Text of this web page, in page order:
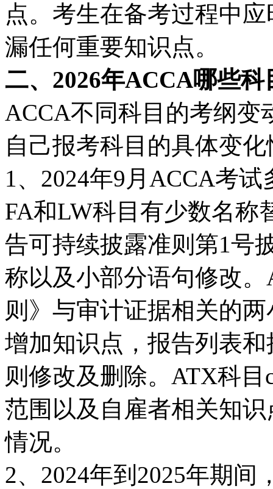
点。考生在备考过程中
漏任何重要知识点。
二、2026年ACCA哪些
ACCA不同科目的考纲变
自己报考科目的具体变
1、2024年9月ACCA考
FA和LW科目有少数名称
告可持续披露准则第1号
称以及小部分语句修改
则》与审计证据相关的两
增加知识点，报告列表
则修改及删除。ATX科目
范围以及自雇者相关知
情况。
2、2024年到2025年期